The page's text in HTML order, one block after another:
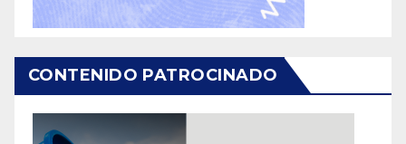
CONTENIDO PATROCINADO